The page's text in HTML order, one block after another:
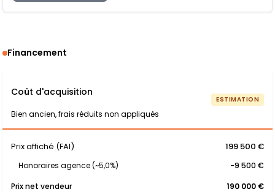
Financement
Coût d'acquisition
Bien ancien, frais réduits non appliqués
ESTIMATION
Prix affiché (FAI) 199 500 €
Honoraires agence (~5,0%)
-9 500 €
Prix net vendeur
190 000 €